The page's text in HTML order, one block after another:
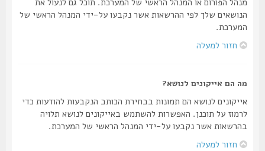
הנושאים שלך לפי ההרשאות אשר נקבעו על-ידי המנהל הראשי של
המערכת.
חזור למעלה
מה הם אייקונים לנושא?
אייקונים לנושא הם תמונות בבחירת הכותב הנקבעות להודעות כדי
לרמוז על תוכנן. האפשרות להשתמש באייקונים לנושא תלויה
בהרשאות אשר נקבעו על-ידי המנהל הראשי של המערכת.
חזור למעלה